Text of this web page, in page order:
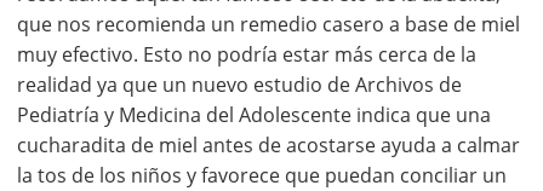
que nos recomienda un remedio casero a base de miel
muy efectivo. Esto no podría estar más cerca de la
realidad ya que un nuevo estudio de Archivos de
Pediatría y Medicina del Adolescente indica que una
cucharadita de miel antes de acostarse ayuda a calmar
la tos de los niños y favorece que puedan conciliar un